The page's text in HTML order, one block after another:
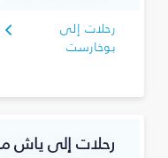
رحلات إلى
بوخارست
رحلات إلى ياش